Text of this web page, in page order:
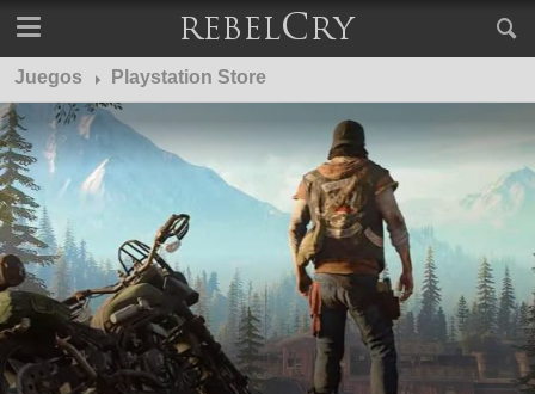
Juegos Playstation Store